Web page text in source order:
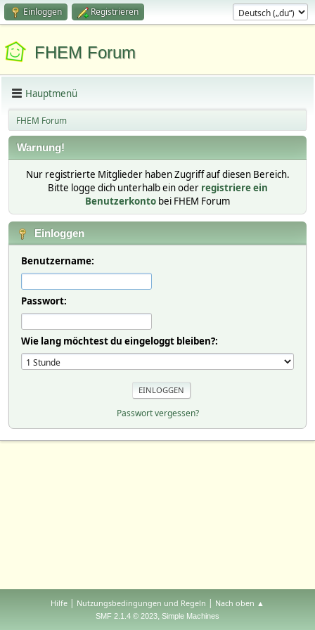
Einloggen Registrieren
FHEM Forum
Hauptmenü
FHEM Forum
Warnung!
Nur registrierte Mitglieder haben Zugriff auf diesen Bereich.
Bitte logge dich unterhalb ein oder registriere ein
Benutzerkonto bei FHEM Forum
Einloggen
Benutzername:
Passwort:
Wie lang möchtest du eingeloggt bleiben?:
Passwort vergessen?
Hilfe | Nutzungsbedingungen und Regeln | Nach oben ▲
SMF 2.1.4 © 2023, Simple Machines